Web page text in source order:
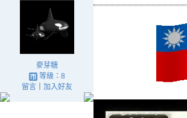
麥芽糖
等級：8
留言｜ 加入好友